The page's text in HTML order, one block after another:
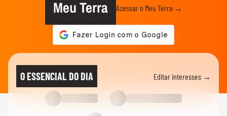
Meu Terra Acessar o Meu Terra →
O ESSENCIAL DO DIA Editar interesses →